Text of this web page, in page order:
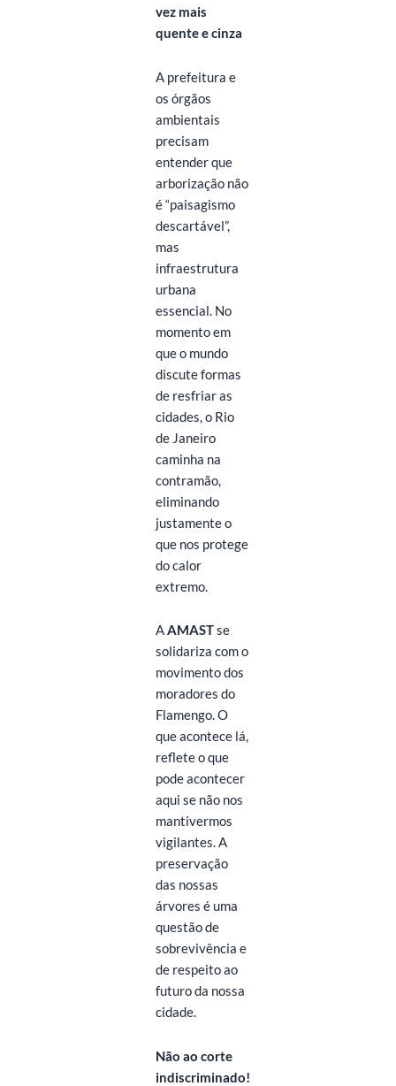
vez mais
quente e cinza
A prefeitura e
os órgãos
ambientais
precisam
entender que
arborização não
é “paisagismo
descartável”,
mas
infraestrutura
urbana
essencial. No
momento em
que o mundo
discute formas
de resfriar as
cidades, o Rio
de Janeiro
caminha na
contramão,
eliminando
justamente o
que nos protege
do calor
extremo.
AAMASTse
solidariza com o
movimento dos
moradores do
Flamengo. O
que acontece lá,
reflete o que
pode acontecer
aqui se não nos
mantivermos
vigilantes. A
preservação
das nossas
árvores é uma
questão de
sobrevivência e
de respeito ao
futuro da nossa
cidade.
Não ao corte
indiscriminado!